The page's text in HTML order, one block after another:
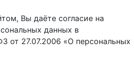
Вы даёте согласие на
данных в
от 27.07.2006 «О персональных